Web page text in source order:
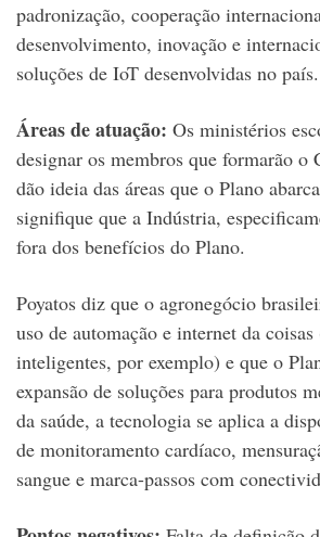
padronização, cooperação
desenvolvimento, inovação e
soluções de IoT desenvolvidas no país.
Áreas de atuação: Os ministérios
designar os membros que formarão o
dão ideia das áreas que o Plano
signifique que a Indústria,
fora dos benefícios do Plano.
Poyatos diz que o agronegócio
uso de automação e internet da
inteligentes, por exemplo) e que o
expansão de soluções para produtos
da saúde, a tecnologia se aplica a
de monitoramento cardíaco,
sangue e marca-passos com